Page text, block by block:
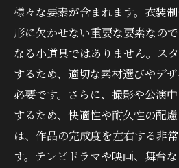
様々な要素が含まれます。衣装
形に欠かせない重要な要素なの
なる小道具ではありません。ス
するため、適切な素材選びやデ
必要です。さらに、撮影や公演
するため、快適性や耐久性の配
は、作品の完成度を左右する非
す。テレビドラマや映画、舞台